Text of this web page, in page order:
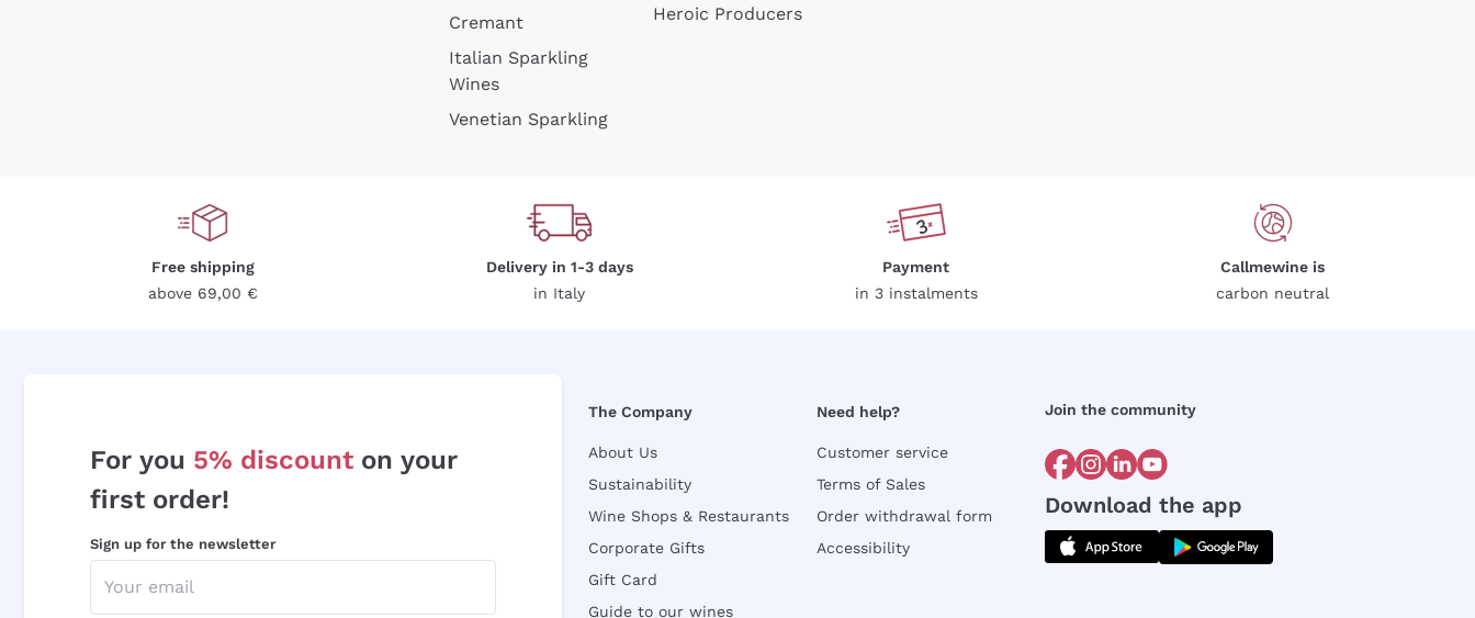
Cremant
Italian Sparkling
Wines
Venetian Sparkling
Heroic Producers
Free shipping
above 69,00 €
Delivery in 1-3 days
in Italy
Payment
in 3 instalments
Callmewine is
carbon neutral
For you 5% discount on your
first order!
Sign up for the newsletter
The Company
About Us
Sustainability
Wine Shops & Restaurants
Corporate Gifts
Gift Card
Guide to our wines
Need help?
Customer service
Terms of Sales
Order withdrawal form
Accessibility
Join the community
Download the app